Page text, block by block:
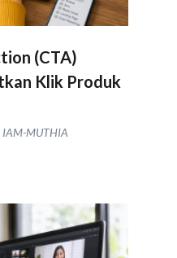
(CTA)
Klik Produk
IAM-MUTHIA